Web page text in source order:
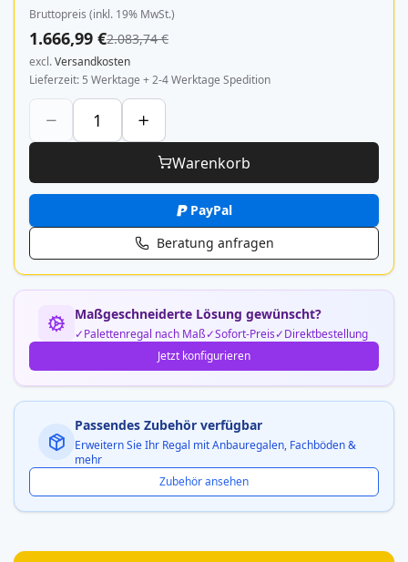
Bruttopreis (inkl. 19% MwSt.)
1.666,99 €2.083,74 €
excl.Versandkosten
Lieferzeit 5 Werktage + 2-4 Werktage Spedition
Warenkorb
PayPal
Beratung anfragen
Maßgeschneiderte Lösung gewünscht?
Palettenregal nach Maß Sofort-Preis
Direktbestellung
Jetzt konfigurieren
Passendes Zubehör verfügbar
Erweitern Sie Ihr Regal mit Anbauregalen, Fachböden &
mehr
Zubehör ansehen